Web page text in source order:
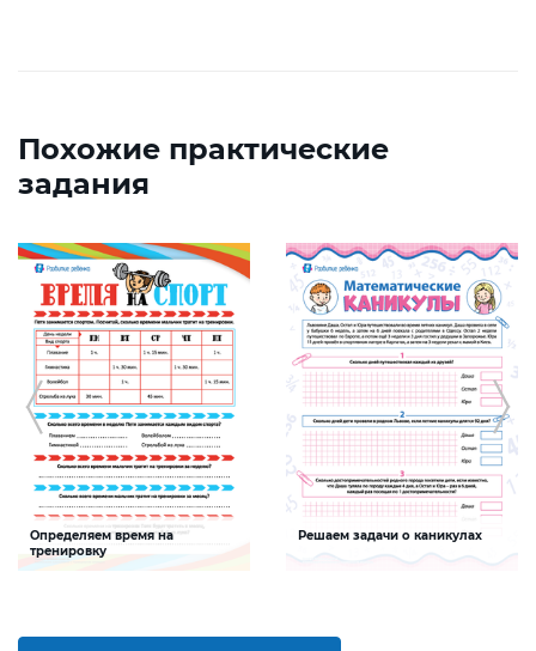
Похожие практические
задания
Определяем время на
тренировку
Решаем задачи о каникулах
задачи и пользоваться календарем